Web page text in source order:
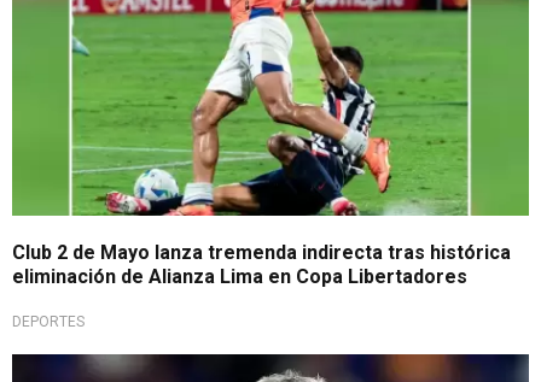
Club 2 de Mayo lanza tremenda indirecta tras histórica
eliminación de Alianza Lima en Copa Libertadores
DEPORTES
Sorpresivo